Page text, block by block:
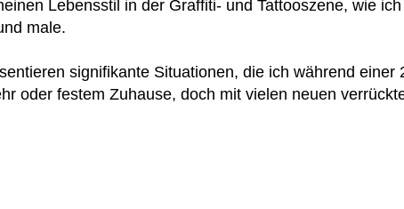
Lebensstil in der Graffiti- und Tattooszene, wie
male.
signifikante Situationen, die ich während einer
oder festem Zuhause, doch mit vielen neuen